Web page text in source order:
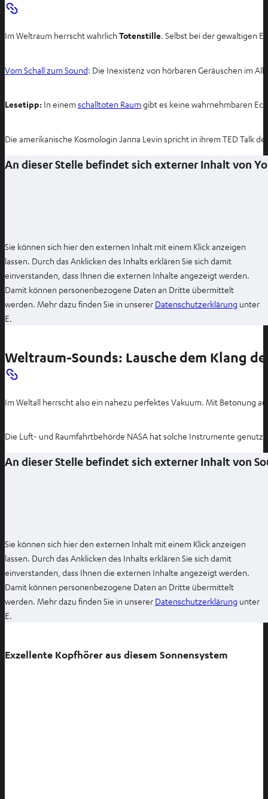
Im Weltraum herrscht wahrlich Totenstille. Selbst bei der gewaltigen
Vom Schall zum Sound: Die Inexistenz von hörbaren Geräuschen im All
Lesetipp: In einem schalltoten Raum gibt es keine wahrnehmbaren
Die amerikanische Kosmologin Janna Levin spricht in ihrem TED Talk
An dieser Stelle befindet sich externer Inhalt von
Sie können sich hier den externen Inhalt mit einem Klick anzeigen
lassen. Durch das Anklicken des Inhalts erklären Sie sich damit
einverstanden, dass Ihnen die externen Inhalte angezeigt werden.
Damit können personenbezogene Daten an Dritte übermittelt
werden. Mehr dazu finden Sie in unserer Datenschutzerklärung
u
T
f
unter
E.
Weltraum-Sounds: Lausche dem Klang
Im Weltall herrscht also ein nahezu perfektes Vakuum. Mit Betonung
Die Luft- und Raumfahrtbehörde NASA hat solche Instrumente
An dieser Stelle befindet sich externer Inhalt von
Sie können sich hier den externen Inhalt mit einem Klick anzeigen
lassen. Durch das Anklicken des Inhalts erklären Sie sich damit
einverstanden, dass Ihnen die externen Inhalte angezeigt werden.
Damit können personenbezogene Daten an Dritte übermittelt
werden. Mehr dazu finden Sie in unserer Datenschutzerklärung unter
E.
Exzellente Kopfhörer aus diesem Sonnensystem